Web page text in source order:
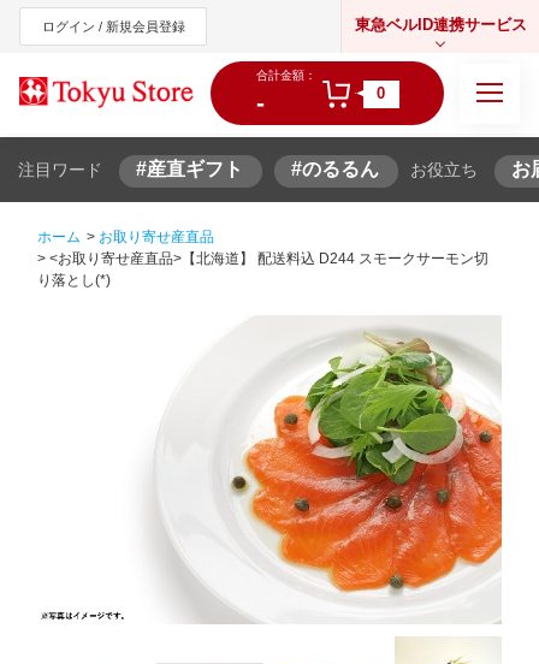
ログイン / 新規会員登録 東急ベルID連携サービス
東急オンラインショップ
合計金額：
- 0
注目ワード #産直ギフト #のるるん お役立ち お
ホーム > お取り寄せ産直品
> <お取り寄せ産直品>【北海道】 配送料込 D244 スモークサーモン切
り落とし(*)